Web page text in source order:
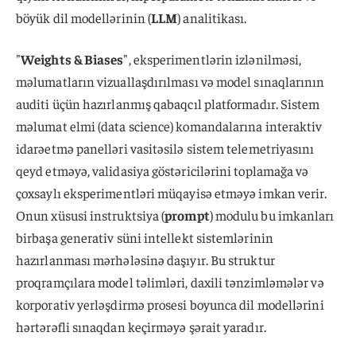
böyük dil modellərinin (LLM) analitikası.
"Weights & Biases", eksperimentlərin izlənilməsi,
məlumatların vizuallaşdırılması və model sınaqlarının
auditi üçün hazırlanmış qabaqcıl platformadır. Sistem
məlumat elmi (data science) komandalarına interaktiv
idarəetmə panelləri vasitəsilə sistem telemetriyasını
qeyd etməyə, validasiya göstəricilərini toplamağa və
çoxsaylı eksperimentləri müqayisə etməyə imkan verir.
Onun xüsusi instruktsiya (prompt) modulu bu imkanları
birbaşa generativ süni intellekt sistemlərinin
hazırlanması mərhələsinə daşıyır. Bu struktur
proqramçılara model təlimləri, daxili tənzimləmələr və
korporativ yerləşdirmə prosesi boyunca dil modellərini
hərtərəfli sınaqdan keçirməyə şərait yaradır.